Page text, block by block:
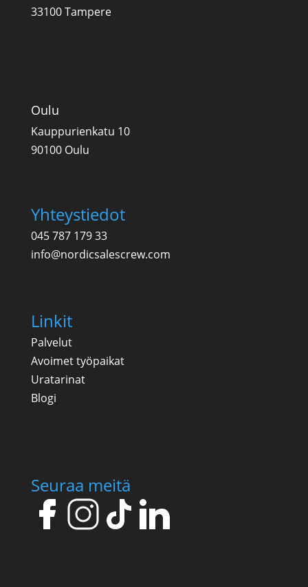
33100 Tampere
Oulu
Kauppurienkatu 10
90100 Oulu
Yhteystiedot
045 787 179 33
info@nordicsalescrew.com
Linkit
Palvelut
Avoimet työpaikat
Uratarinat
Blogi
Seuraa meitä